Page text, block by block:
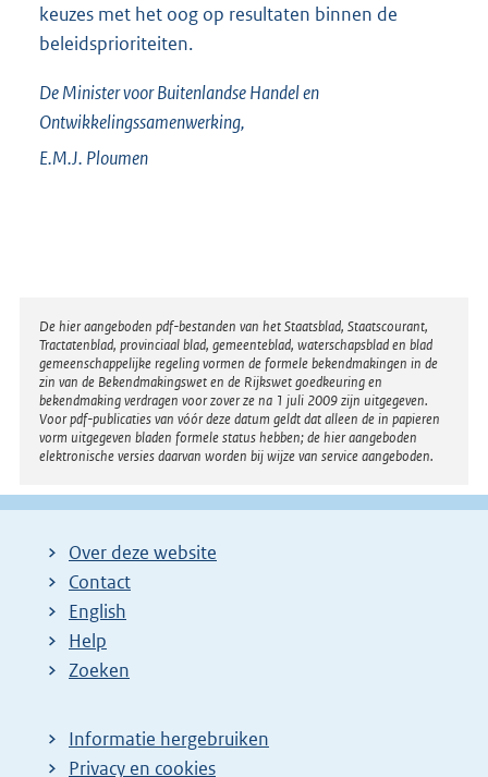
keuzes met het oog op resultaten binnen de
beleidsprioriteiten.
De Minister voor Buitenlandse Handel en
Ontwikkelingssamenwerking,
E.M.J. Ploumen
Disclaimer
De hier aangeboden pdf-bestanden van het Staatsblad, Staatscourant,
Tractatenblad, provinciaal blad, gemeenteblad, waterschapsblad en blad
gemeenschappelijke regeling vormen de formele bekendmakingen in de
zin van de Bekendmakingswet en de Rijkswet goedkeuring en
bekendmaking verdragen voor zover ze na 1 juli 2009 zijn uitgegeven.
Voor pdf-publicaties van vóór deze datum geldt dat alleen de in papieren
vorm uitgegeven bladen formele status hebben; de hier aangeboden
elektronische versies daarvan worden bij wijze van service aangeboden.
Over deze website
Contact
English
Help
Zoeken
Informatie hergebruiken
Privacy en cookies